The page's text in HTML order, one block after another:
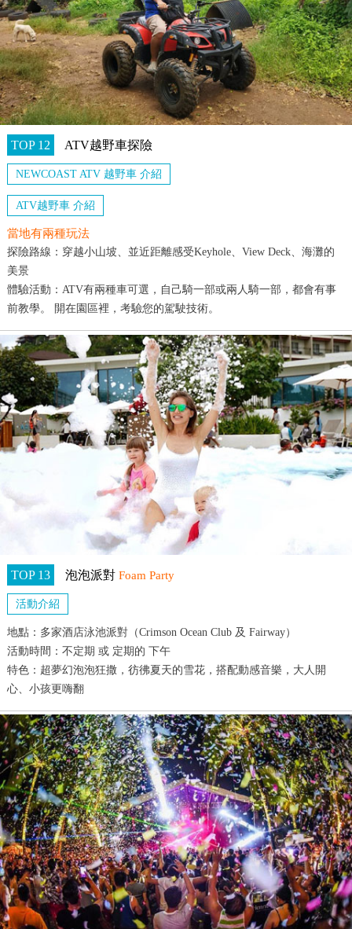
TOP 12 ATV越野車探險
NEWCOAST ATV 越野車 介紹
ATV越野車 介紹
當地有兩種玩法
探險路線：穿越小山坡、並近距離感受Keyhole、View Deck、海灘的
美景
體驗活動：ATV有兩種車可選，自己騎一部或兩人騎一部，都會有事
前教學。 開在園區裡，考驗您的駕駛技術。
TOP 13 泡泡派對 Foam Party
活動介紹
地點：多家酒店泳池派對（Crimson Ocean Club 及 Fairway）
活動時間：不定期 或 定期的 下午
特色：超夢幻泡泡狂撒，彷彿夏天的雪花，搭配動感音樂，大人開
心、小孩更嗨翻